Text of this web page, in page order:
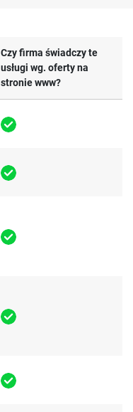
Czy firma świadczy te
usługi wg. oferty na
stronie www?